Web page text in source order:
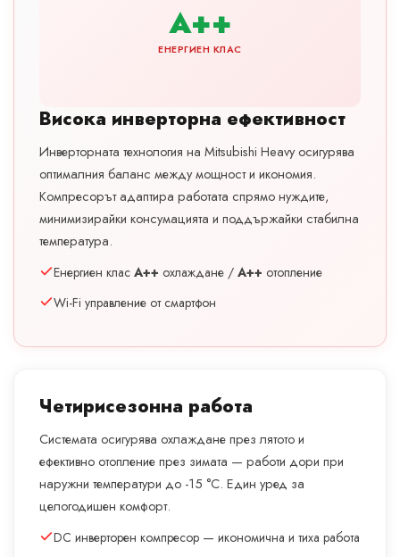
A++
ЕНЕРГИЕН КЛАС
Висока инверторна ефективност
Инверторната технология на Mitsubishi Heavy осигурява
оптималния баланс между мощност и икономия.
Компресорът адаптира работата спрямо нуждите,
минимизирайки консумацията и поддържайки стабилна
температура.
Енергиен клас A++ охлаждане / A++ отопление
Wi-Fi управление от смартфон
Четирисезонна работа
Системата осигурява охлаждане през лятото и
ефективно отопление през зимата — работи дори при
наружни температури до -15 °C. Един уред за
целогодишен комфорт.
DC инверторен компресор — икономична и тиха работа